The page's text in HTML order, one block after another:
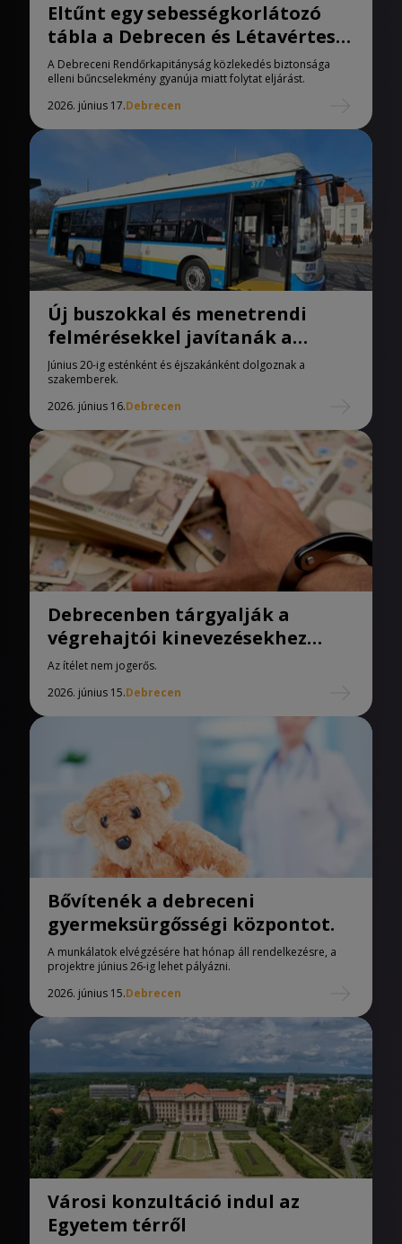
Eltűnt egy sebességkorlátozó
tábla a Debrecen és Létavértes
közötti úton
A Debreceni Rendőrkapitányság közlekedés biztonsága
elleni bűncselekmény gyanúja miatt folytat eljárást.
2026. június 17.Debrecen
Új buszokkal és menetrendi
felmérésekkel javítanák a
debreceni közlekedést.
Június 20-ig esténként és éjszakánként dolgoznak a
szakemberek.
2026. június 16.Debrecen
Debrecenben tárgyalják a
végrehajtói kinevezésekhez
kapcsolódó korrupciós ügyet.
Az ítélet nem jogerős.
2026. június 15.Debrecen
Bővítenék a debreceni
gyermeksürgősségi központot.
A munkálatok elvégzésére hat hónap áll rendelkezésre, a
projektre június 26-ig lehet pályázni.
2026. június 15.Debrecen
Városi konzultáció indul az
Egyetem térről